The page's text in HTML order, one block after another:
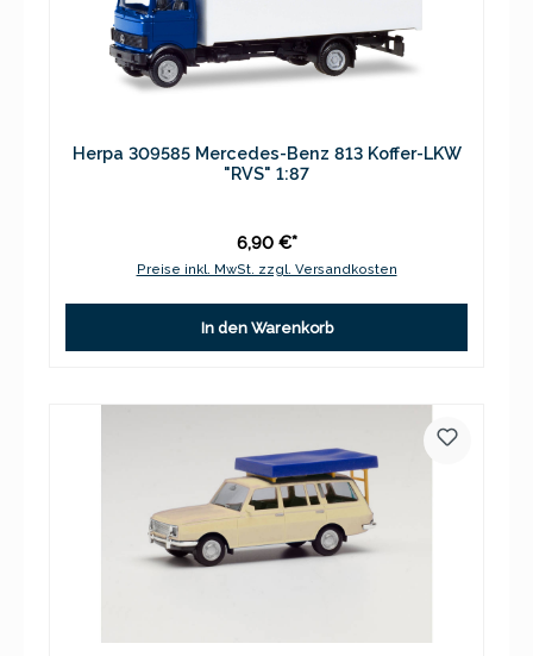
Herpa 309585 Mercedes-Benz 813 Koffer-LKW
"RVS" 1:87
6,90 €*
Preise inkl. MwSt. zzgl. Versandkosten
In den Warenkorb